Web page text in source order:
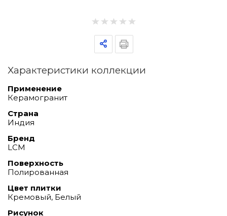
Характеристики коллекции
Применение
Керамогранит
Страна
Индия
Бренд
LCM
Поверхность
Полированная
Цвет плитки
Кремовый, Белый
Рисунок